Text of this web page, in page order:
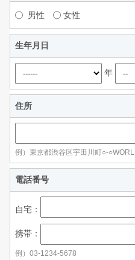
男性 女性
生年月日
年
住所
例）東京都渋谷区宇田川町○-
電話番号
自宅：
携帯：
例）03-1234-5678